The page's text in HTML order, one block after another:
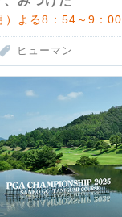
）よる8：54～9：00
ヒューマン